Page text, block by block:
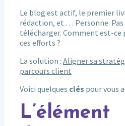
Le blog est actif, le premier
rédaction, et … Personne.
télécharger. Comment est-ce
ces efforts ?
La solution : Aligner sa
parcours client
Voici quelques clés pour vous
L’élément